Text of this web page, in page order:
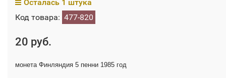
Осталась 1 штука
Код товара: 477-820
20 руб.
монета Финляндия 5 пенни 1985 год